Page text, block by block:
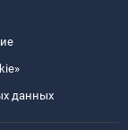
данных